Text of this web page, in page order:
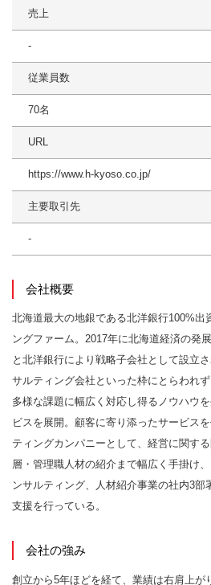
売上
-
従業員数
70名
URL
https://www.h-kyoso.co.jp/
主要取引先
-
会社概要
北海道最大の地銀である北洋銀行100%出
ングファーム。2017年に北海道経済の発
と北洋銀行により戦略子会社として設立
サルティング会社といった枠にとらわれ
多様な課題に幅広く対応し得るノウハウ
ビスを展開。顧客に寄り添ったサービス
ティングカンパニーとして、経営に関す
層・管理職人材の紹介まで幅広く手掛け
ンサルティング、人材紹介事業の社内3部
支援を行っている。
会社の強み
創立から5年ほどを経て、業績は右肩上が